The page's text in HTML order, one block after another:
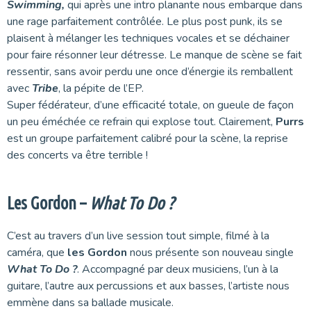
Swimming, qui après une intro planante nous embarque dans
une rage parfaitement contrôlée. Le plus post punk, ils se
plaisent à mélanger les techniques vocales et se déchainer
pour faire résonner leur détresse. Le manque de scène se fait
ressentir, sans avoir perdu une once d’énergie ils remballent
avec Tribe, la pépite de l’EP.
Super fédérateur, d’une efficacité totale, on gueule de façon
un peu éméchée ce refrain qui explose tout. Clairement, Purrs
est un groupe parfaitement calibré pour la scène, la reprise
des concerts va être terrible !
Les Gordon –What To Do ?
C’est au travers d’un live session tout simple, filmé à la
caméra, que les Gordon nous présente son nouveau single
What To Do ?. Accompagné par deux musiciens, l’un à la
guitare, l’autre aux percussions et aux basses, l’artiste nous
emmène dans sa ballade musicale.